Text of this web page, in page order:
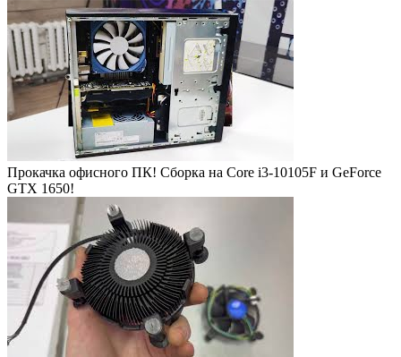
Прокачка офисного ПК! Сборка на Core i3-10105F и GeForce
GTX 1650!